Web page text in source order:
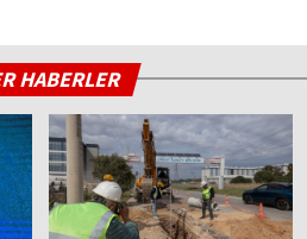
HABERLER